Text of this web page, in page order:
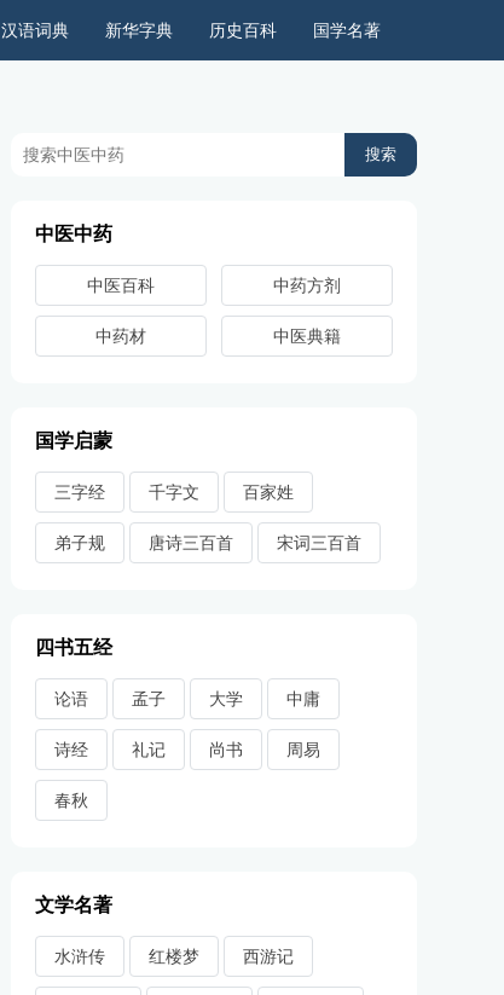
国学名著
历史百科
新华字典
汉语词典
中医中药
中医百科 中药方剂
中药材 中医典籍
国学启蒙
三字经 千字文 百家姓
弟子规 唐诗三百首 宋词三百首
四书五经
论语 孟子 大学 中庸
诗经 礼记 尚书 周易
春秋
文学名著
水浒传 红楼梦 西游记